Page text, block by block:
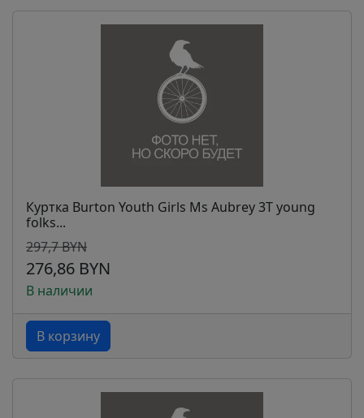
Куртка Burton Youth Girls Ms Aubrey 3T young
folks...
297,7 BYN
276,86 BYN
В наличии
В корзину